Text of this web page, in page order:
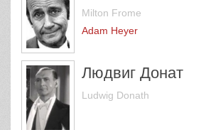
Milton Frome
Adam Heyer
Людвиг Донат
Ludwig Donath